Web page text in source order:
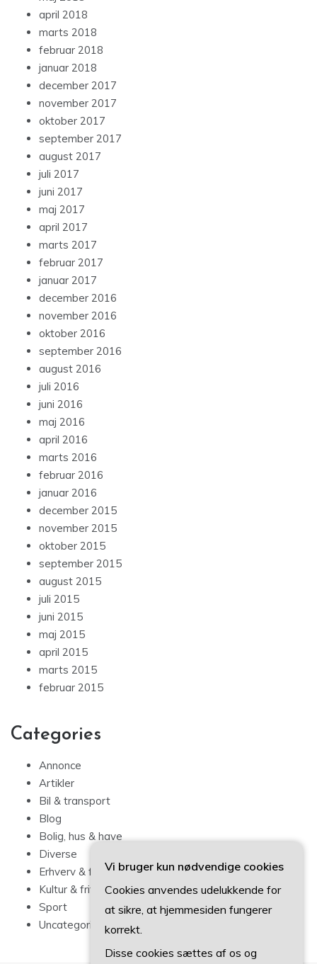
april 2018
marts 2018
februar 2018
januar 2018
december 2017
november 2017
oktober 2017
september 2017
august 2017
juli 2017
juni 2017
maj 2017
april 2017
marts 2017
februar 2017
januar 2017
december 2016
november 2016
oktober 2016
september 2016
august 2016
juli 2016
juni 2016
maj 2016
april 2016
marts 2016
februar 2016
januar 2016
december 2015
november 2015
oktober 2015
september 2015
august 2015
juli 2015
juni 2015
maj 2015
april 2015
marts 2015
februar 2015
Categories
Annonce
Artikler
Bil & transport
Blog
Bolig, hus & have
Diverse
Erhverv & forbrug
Kultur & fritid
Sport
Uncategorized
Vi bruger kun nødvendige cookies
Cookies anvendes udelukkende for
at sikre, at hjemmesiden fungerer
korrekt.
Disse cookies sættes af os og